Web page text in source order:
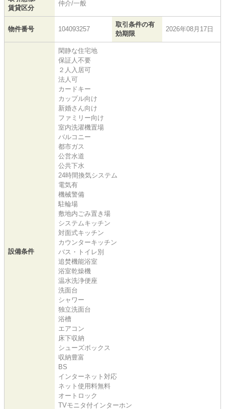
賃貸区分
仲介/一般
物件番号 104093257
取引条件の有
効期限
2026年08月17日
設備条件
閑静な住宅地
保証人不要
２人入居可
法人可
カードキー
カップル向け
新婚さん向け
ファミリー向け
室内洗濯機置場
バルコニー
都市ガス
公営水道
公共下水
24時間換気システム
電気有
機械警備
駐輪場
敷地内ごみ置き場
システムキッチン
対面式キッチン
カウンターキッチン
バス・トイレ別
追焚機能浴室
浴室乾燥機
温水洗浄便座
洗面台
シャワー
独立洗面台
浴槽
エアコン
床下収納
シューズボックス
収納豊富
BS
インターネット対応
ネット使用料無料
オートロック
TVモニタ付インターホン